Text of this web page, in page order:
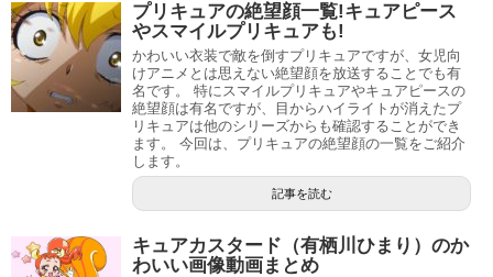
小学5年生となった2016年には、第5回ニコ☆プチモデルオ
ーディションに合格し、専属モデルであるプチモになって
います。
2019年からはファッション雑誌Seventeenの専属モデルを
他に、マクドナルドのハッピーセットや、ハウス食品のシ
チューのCMに出演しています。
プリキュアの絶望顔一覧!キュアピース
やスマイルプリキュアも!
かわいい衣装で敵を倒すプリキュアですが、女児向
けアニメとは思えない絶望顔を放送することでも有
名です。 特にスマイルプリキュアやキュアピースの
絶望顔は有名ですが、目からハイライトが消えたプ
リキュアは他のシリーズからも確認することができ
ます。 今回は、プリキュアの絶望顔の一覧をご紹介
します。
記事を読む
キュアカスタード（有栖川ひまり）のか
わいい画像動画まとめ